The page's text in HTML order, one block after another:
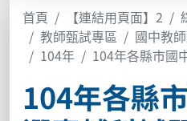
首頁 【連結用頁面】2
教師甄試專區
國中教
104年
104年各縣市國
104年各縣